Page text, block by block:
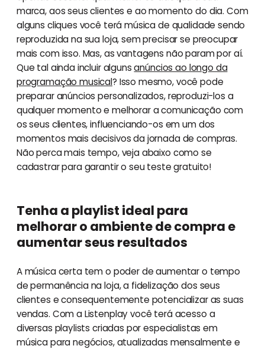
marca, aos seus clientes e ao momento do dia. Com
alguns cliques você terá música de qualidade sendo
reproduzida na sua loja, sem precisar se preocupar
mais com isso. Mas, as vantagens não param por aí.
Que tal ainda incluir algunsanúncios ao longo da
programação musical? Isso mesmo, você pode
preparar anúncios personalizados, reproduzi-los a
qualquer momento e melhorar a comunicação com
os seus clientes, influenciando-os em um dos
momentos mais decisivos da jornada de compras.
Não perca mais tempo, veja abaixo como se
cadastrar para garantir o seu teste gratuito!
Tenha a playlist ideal para
melhorar o ambiente de compra e
aumentar seus resultados
A música certa tem o poder de aumentar o tempo
de permanência na loja, a fidelização dos seus
clientes e consequentemente potencializar as suas
vendas. Com a Listenplay você terá acesso a
diversas playlists criadas por especialistas em
música para negócios, atualizadas mensalmente e